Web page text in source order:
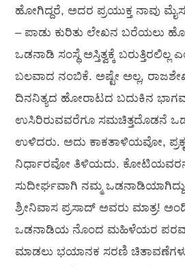
ಹೋಗಿದ್ದರೆ, ಅದರ ಪ್ರಯುಕ್ತ ನಾವು
– ಪಾಡು ಕುರಿತು ಲೇಖನ ಬರೆಯಲು
ಒಡನಾಡಿ ಸಂಸ್ಥೆ ಅಸ್ತಿತ್ವಕ್ಕೆ
ಬಲವಾದ ನಂಬಿಕೆ. ಅಷ್ಟೇ ಅಲ್ಲ,
ದಿನನಿತ್ಯದ ಹೋರಾಟದ ಬದುಕಿನ
ಉಸಿರಿರುವವರೆಗೂ ಸಮಚಿತ್ತದೊಡನೆ
ಉಳಿದರು. ಅದು ಕಾಕತಾಳಿಯವೋ,
ನಿರ್ಧಾರವೋ ತಿಳಿಯದು.
ಸುದೀರ್ಘವಾಗಿ ನಮ್ಮ
ಶ್ರೀನಿವಾಸ ಪ್ರಸಾದ್ ಅವರು ಮಾತ್ರ!
ಒಡನಾಡಿಯ ನೊಂದ ಮಹಿಳೆಯರ
ಮಾಡಲು ಭಯಾನಕ ಸರಣಿ ಚಿತಾವಣೆಗಳು